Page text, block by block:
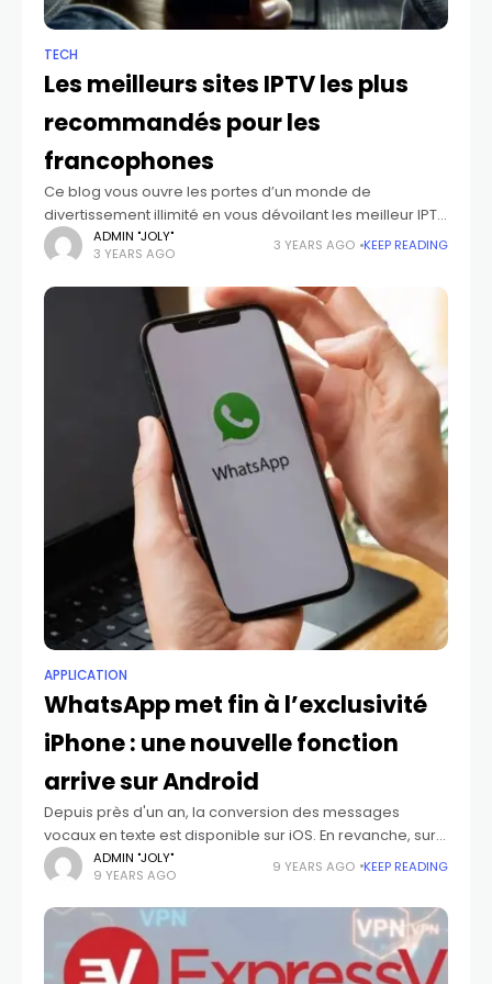
TECH
Les meilleurs sites IPTV les plus
recommandés pour les
francophones
Ce blog vous ouvre les portes d’un monde de
divertissement illimité en vous dévoilant les meilleur IPTV
de haute qualité disponibles en France. Oubliez les
câbles et les abonnements onéreux,
ADMIN "JOLY"
3 YEARS AGO
3 YEARS AGO KEEP READING
APPLICATION
WhatsApp met fin à l’exclusivité
iPhone : une nouvelle fonction
arrive sur Android
Depuis près d'un an, la conversion des messages
vocaux en texte est disponible sur iOS. En revanche, sur
Android, cette fonction brille par son absence. Toutefois,
des indices découverts dans
ADMIN "JOLY"
9 YEARS AGO
9 YEARS AGO KEEP READING